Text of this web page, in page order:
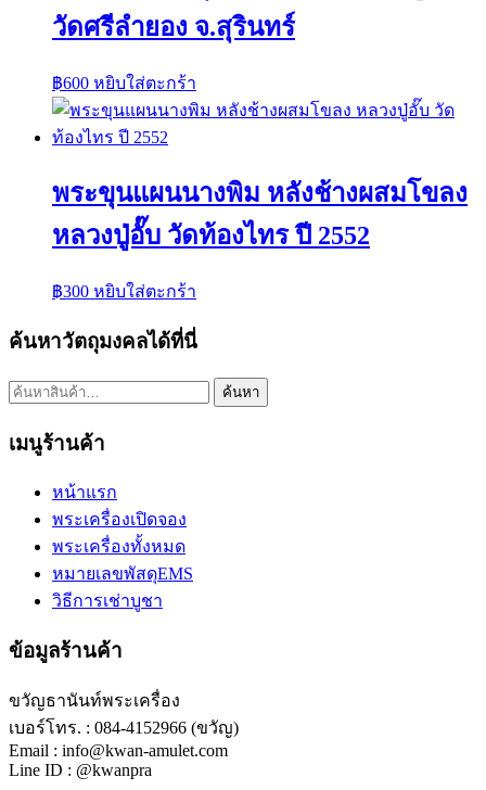
วัดศรีลำยอง จ.สุรินทร์
฿600 หยิบใส่ตะกร้า
พระขุนแผนนางพิม หลังช้างผสมโขลง
หลวงปู่อั๊บ วัดท้องไทร ปี 2552
฿300 หยิบใส่ตะกร้า
ค้นหาวัตถุมงคลได้ที่นี่
ค้นหา: ค้นหา
เมนูร้านค้า
หน้าแรก
พระเครื่องเปิดจอง
พระเครื่องทั้งหมด
หมายเลขพัสดุEMS
วิธีการเช่าบูชา
ข้อมูลร้านค้า
ขวัญธานันท์พระเครื่อง
เบอร์โทร. : 084-4152966 (ขวัญ)
Email : info@kwan-amulet.com
Line ID : @kwanpra